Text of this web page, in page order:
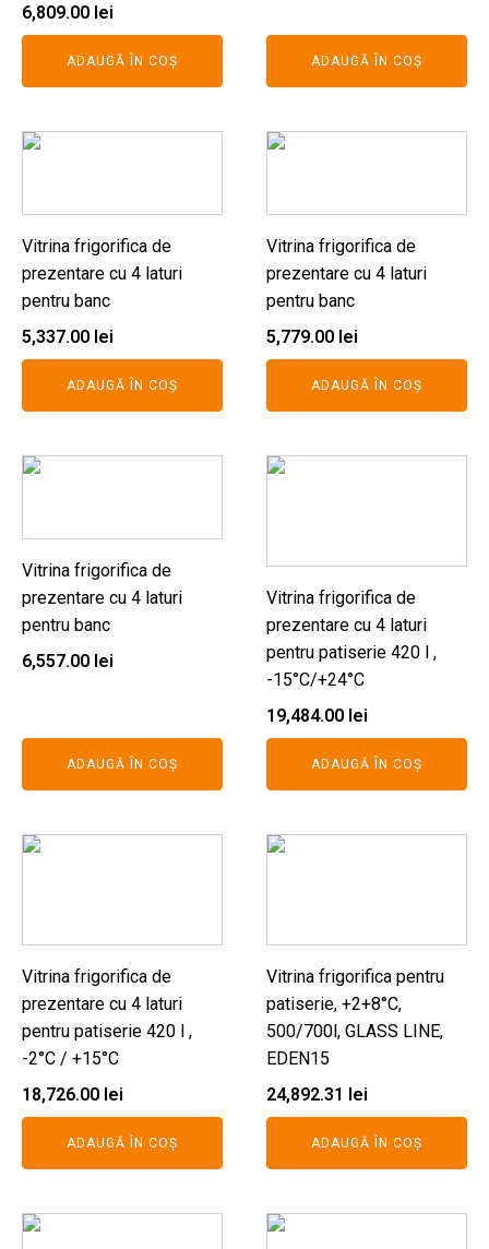
6,809.00 lei
ADAUGĂ ÎN COȘ ADAUGĂ ÎN COȘ
Vitrina frigorifica de
prezentare cu 4 laturi
pentru banc
5,337.00 lei
ADAUGĂ ÎN COȘ
Vitrina frigorifica de
prezentare cu 4 laturi
pentru banc
5,779.00 lei
ADAUGĂ ÎN COȘ
Vitrina frigorifica de
prezentare cu 4 laturi
pentru banc
6,557.00 lei
ADAUGĂ ÎN COȘ
Vitrina frigorifica de
prezentare cu 4 laturi
pentru patiserie 420 l ,
-15°C/+24°C
19,484.00 lei
ADAUGĂ ÎN COȘ
Vitrina frigorifica de
prezentare cu 4 laturi
pentru patiserie 420 l ,
-2°C / +15°C
18,726.00 lei
ADAUGĂ ÎN COȘ
Vitrina frigorifica pentru
patiserie, +2+8°C,
500/700l, GLASS LINE,
EDEN15
24,892.31 lei
ADAUGĂ ÎN COȘ